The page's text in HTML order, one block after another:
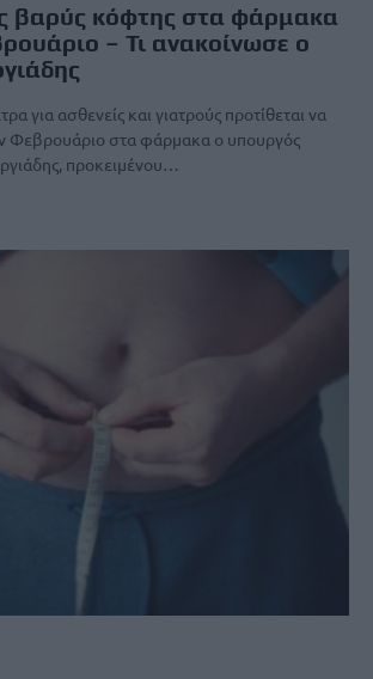
βαρύς κόφτης στα φάρμακα
– Τι ανακοίνωσε ο
για ασθενείς και γιατρούς προτίθεται να
Φεβρουάριο στα φάρμακα ο υπουργός
προκειμένου…